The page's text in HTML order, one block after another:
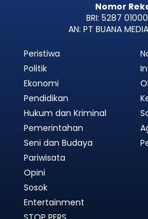
Nomor
BRI: 5287
AN: PT BUANA
Peristiwa
Politik
Ekonomi
Pendidikan
Hukum dan Kriminal
Pemerintahan
Seni dan Budaya
Pariwisata
Opini
Sosok
Entertainment